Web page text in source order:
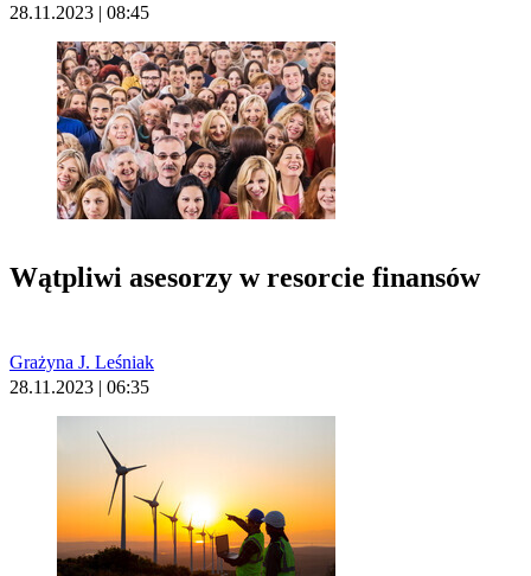
28.11.2023 | 08:45
Wątpliwi asesorzy w resorcie finansów
Grażyna J. Leśniak
28.11.2023 | 06:35